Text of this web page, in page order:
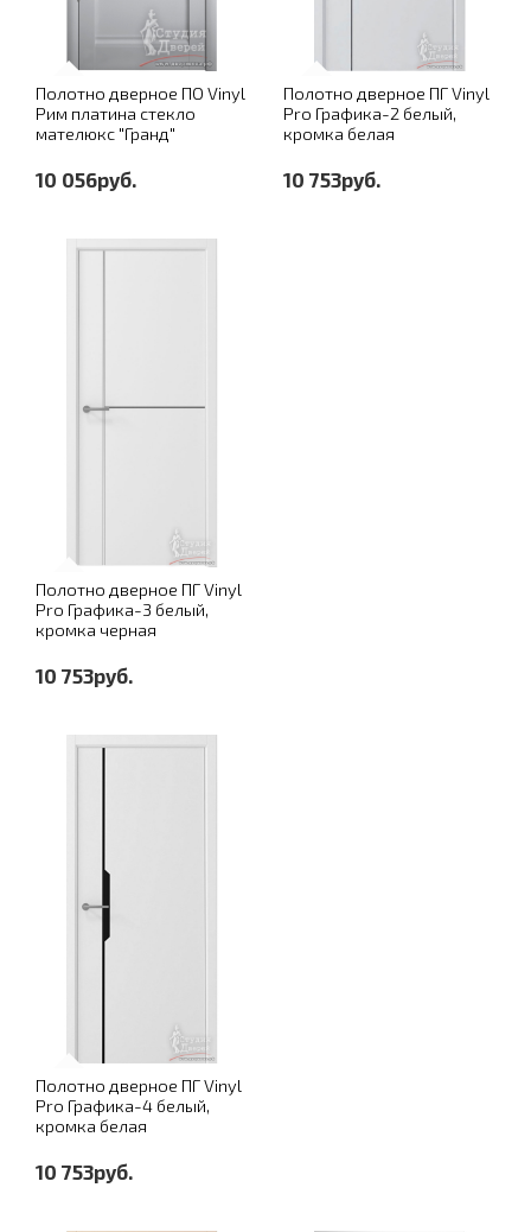
Полотно дверное ПО Vinyl
Рим платина стекло
мателюкс "Гранд"
10 056руб.
Полотно дверное ПГ Vinyl
Pro Графика-2 белый,
кромка белая
10 753руб.
Полотно дверное ПГ Vinyl
Pro Графика-3 белый,
кромка черная
10 753руб.
Полотно дверное ПГ Vinyl
Pro Графика-4 белый,
кромка белая
10 753руб.